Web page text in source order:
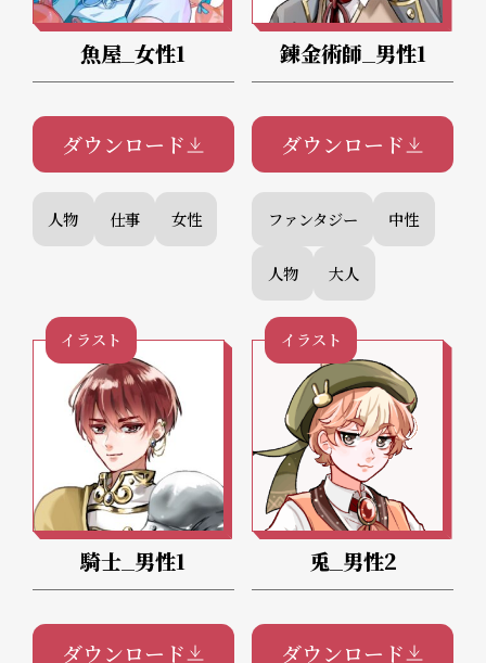
魚屋_女性1
ダウンロード
人物 仕事 女性
錬金術師_男性1
ダウンロード
ファンタジー 中性
人物 大人
イラスト
騎士_男性1
ダウンロード
イラスト
兎_男性2
ダウンロード